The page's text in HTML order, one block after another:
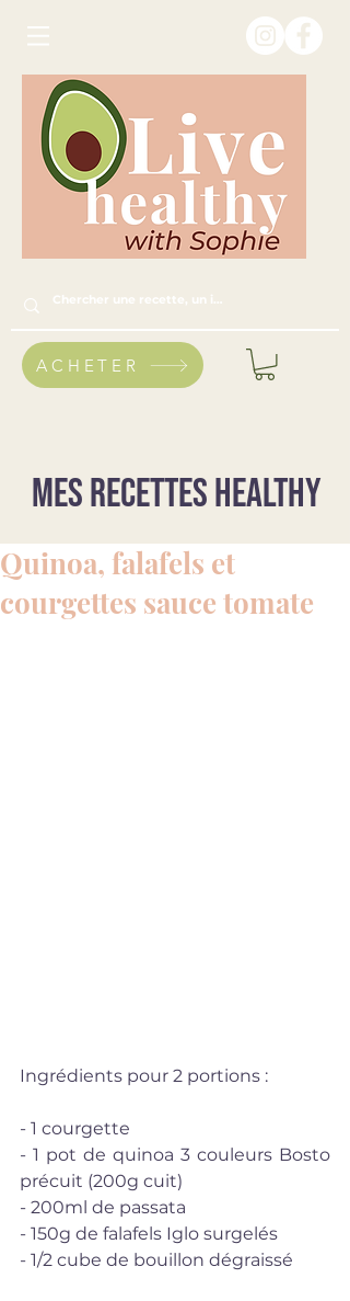
ACHETER
Mes recettes healthy
Quinoa, falafels et
courgettes sauce tomate
Ingrédients pour 2 portions :
- 1 courgette
- 1 pot de quinoa 3 couleurs Bosto
précuit (200g cuit)
- 200ml de passata
- 150g de falafels Iglo surgelés
- 1/2 cube de bouillon dégraissé